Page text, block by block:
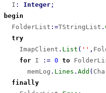
I : Integer ;
begin
FolderList : =TStringList .
try
ImapClient . List ( '' ,
for I : = 0 to
memLog . Lines . Add (
finally